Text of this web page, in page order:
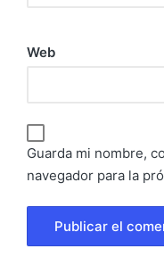
Web
Guarda mi nombre,
navegador para la